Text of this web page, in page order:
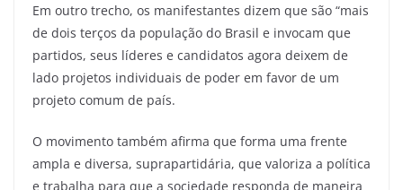
Em outro trecho, os manifestantes dizem que são “mais
de dois terços da população do Brasil e invocam que
partidos, seus líderes e candidatos agora deixem de
lado projetos individuais de poder em favor de um
projeto comum de país.
O movimento também afirma que forma uma frente
ampla e diversa, suprapartidária, que valoriza a política
e trabalha para que a sociedade responda de maneira